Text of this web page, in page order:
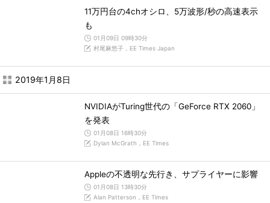
11万円台の4chオシロ、5万波形/秒の高速表示
も
01月09日 09時30分
村尾麻悠子，EE Times Japan
2019年1月8日
NVIDIAがTuring世代の「GeForce RTX 2060」
を発表
01月08日 16時30分
Dylan McGrath，EE Times
Appleの不透明な先行き、サプライヤーに影響
01月08日 13時30分
Alan Patterson，EE Times